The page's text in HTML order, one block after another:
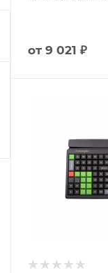
от 9 021 ₽